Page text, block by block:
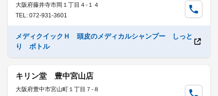
大阪府藤井寺市岡１丁目４-１４
TEL: 072-931-3601
メディクイックＨ 頭皮のメディカルシャンプー しっと
り ボトル
キリン堂 豊中宮山店
大阪府豊中市宮山町１丁目７-８